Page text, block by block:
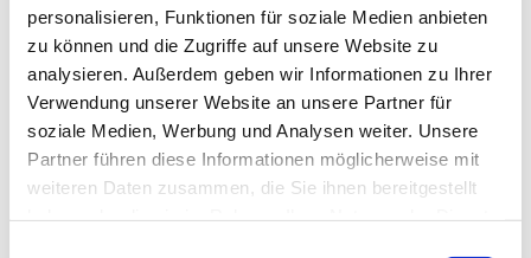
personalisieren, Funktionen für soziale Medien anbieten
zu können und die Zugriffe auf unsere Website zu
analysieren. Außerdem geben wir Informationen zu Ihrer
Verwendung unserer Website an unsere Partner für
soziale Medien, Werbung und Analysen weiter. Unsere
Partner führen diese Informationen möglicherweise mit
weiteren Daten zusammen, die Sie ihnen bereitgestellt
Dies könnte Sie auch
interessieren